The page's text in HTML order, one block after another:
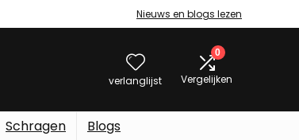
Nieuws en blogs lezen
verlanglijst
0
Vergelijken
Schragen Blogs